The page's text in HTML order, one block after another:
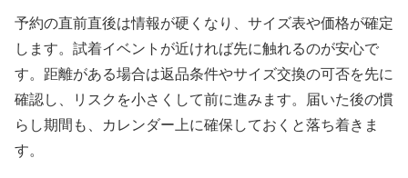
予約の直前直後は情報が硬くなり、サイズ表や価格が確定
します。試着イベントが近ければ先に触れるのが安心で
す。距離がある場合は返品条件やサイズ交換の可否を先に
確認し、リスクを小さくして前に進みます。届いた後の慣
らし期間も、カレンダー上に確保しておくと落ち着きま
す。